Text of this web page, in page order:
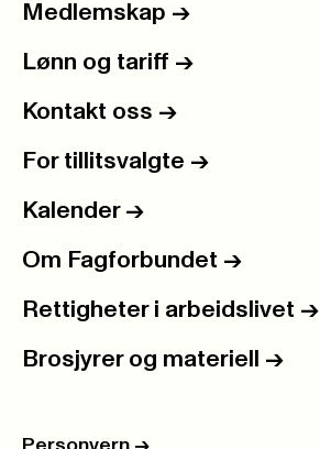
Medlemskap ->
Lønn og tariff ->
Kontakt oss ->
For tillitsvalgte ->
Kalender ->
Om Fagforbundet ->
Rettigheter i arbeidslivet ->
Brosjyrer og materiell ->